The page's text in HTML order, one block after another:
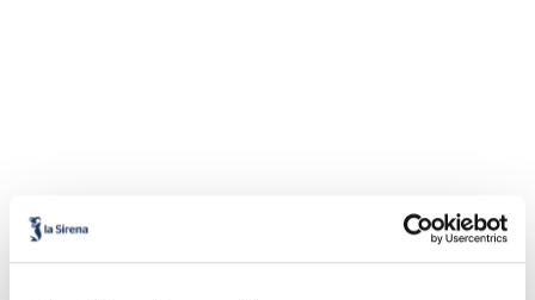
Combina-ho i fes un menú de 10!